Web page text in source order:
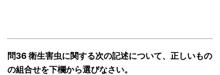
問36 衛生害虫に関する次の記述について、正しいもの
の組合せを下欄から選びなさい。